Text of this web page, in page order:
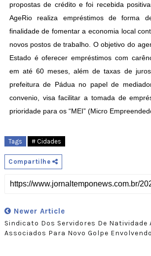
propostas de crédito e foi recebida
AgeRio realiza empréstimos de forma
finalidade de fomentar a economia local
novos postos de trabalho. O objetivo do
Estado é oferecer empréstimos com
em até 60 meses, além de taxas de
prefeitura de Pádua no papel de
convenio, visa facilitar a tomada de
prioridade para os “MEI” (Micro
Tags # Cidades
Compartilhe
Newer Article
Sindicato Dos Servidores De Natividade
Associados Para Novo Golpe